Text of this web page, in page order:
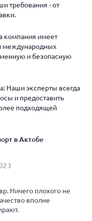
требования - от
компания имеет
международных
и безопасную
Наши эксперты всегда
и предоставить
подходящей
в Актобе
Ничего плохого не
вполне